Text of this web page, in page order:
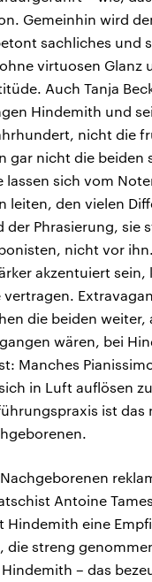
Gemeinhin wird
sachliches und
virtuosen Glanz
Auch Tanja
Hindemith und
nicht die
gar nicht die beiden
lassen sich vom
leiten, den vielen
der Phrasierung, sie
nicht vor
akzentuiert sein,
vertragen.
die beiden weiter,
wären, bei
Manches
in Luft auflösen
ist das
Antoine
Hindemith eine
die streng
– das